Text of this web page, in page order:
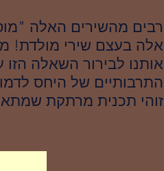
רבים מהשירים האלה
אלה בעצם שירי מולדת!
אותנו לבירור השאלה
התרבותיים של היחס
זוהי תכנית מרתקת